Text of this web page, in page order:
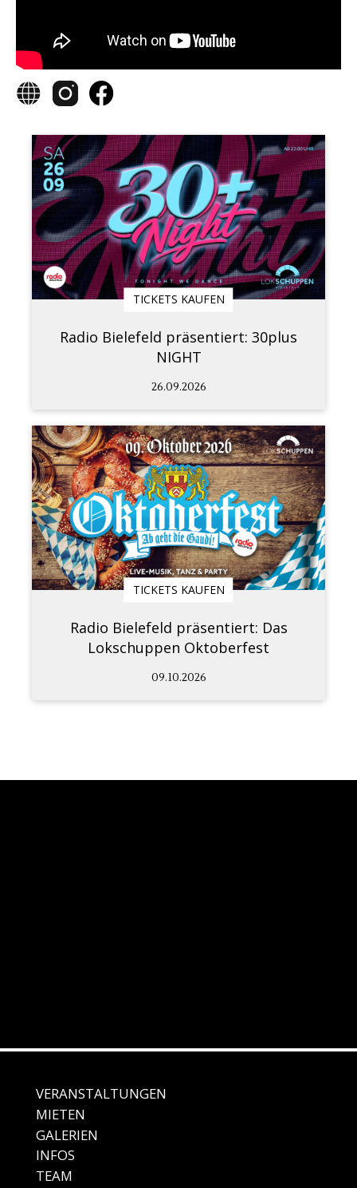
TICKETS KAUFEN
Radio Bielefeld präsentiert: 30plus
NIGHT
26.09.2026
TICKETS KAUFEN
Radio Bielefeld präsentiert: Das
Lokschuppen Oktoberfest
09.10.2026
VERANSTALTUNGEN
MIETEN
GALERIEN
INFOS
TEAM